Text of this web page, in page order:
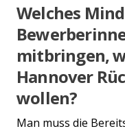
Welches
mitbringen,
Hannover
wollen?
Man muss die